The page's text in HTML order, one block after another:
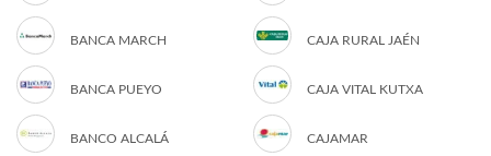
BANCA MARCH
BANCA PUEYO
BANCO ALCALÁ
CAJA RURAL JAÉN
CAJA VITAL KUTXA
CAJAMAR